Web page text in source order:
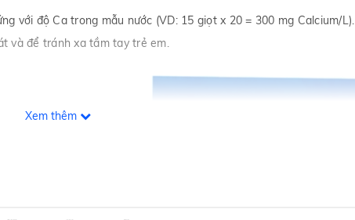
với độ Ca trong mẫu nước (VD: 15 giọt x 20 = 300 mg Calcium/L).
và để tránh xa tầm tay trẻ em.
Xem thêm